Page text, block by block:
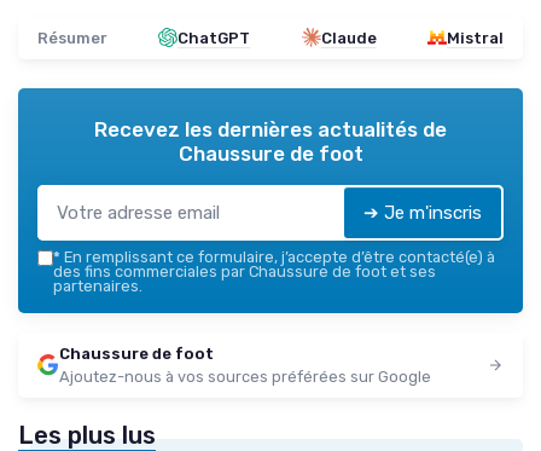
Résumer ChatGPT Claude Mistral
Recevez les dernières actualités de
Chaussure de foot
➔ Je m'inscris
* En remplissant ce formulaire, j’accepte d’être contacté(e) à
des fins commerciales par Chaussure de foot et ses
partenaires.
Chaussure de foot
Ajoutez-nous à vos sources préférées sur Google
Les plus lus